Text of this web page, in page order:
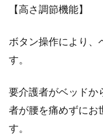
【高さ調節機能】
ボタン操作により、
す。
要介護者がベッドか
者が腰を痛めずにお
す。